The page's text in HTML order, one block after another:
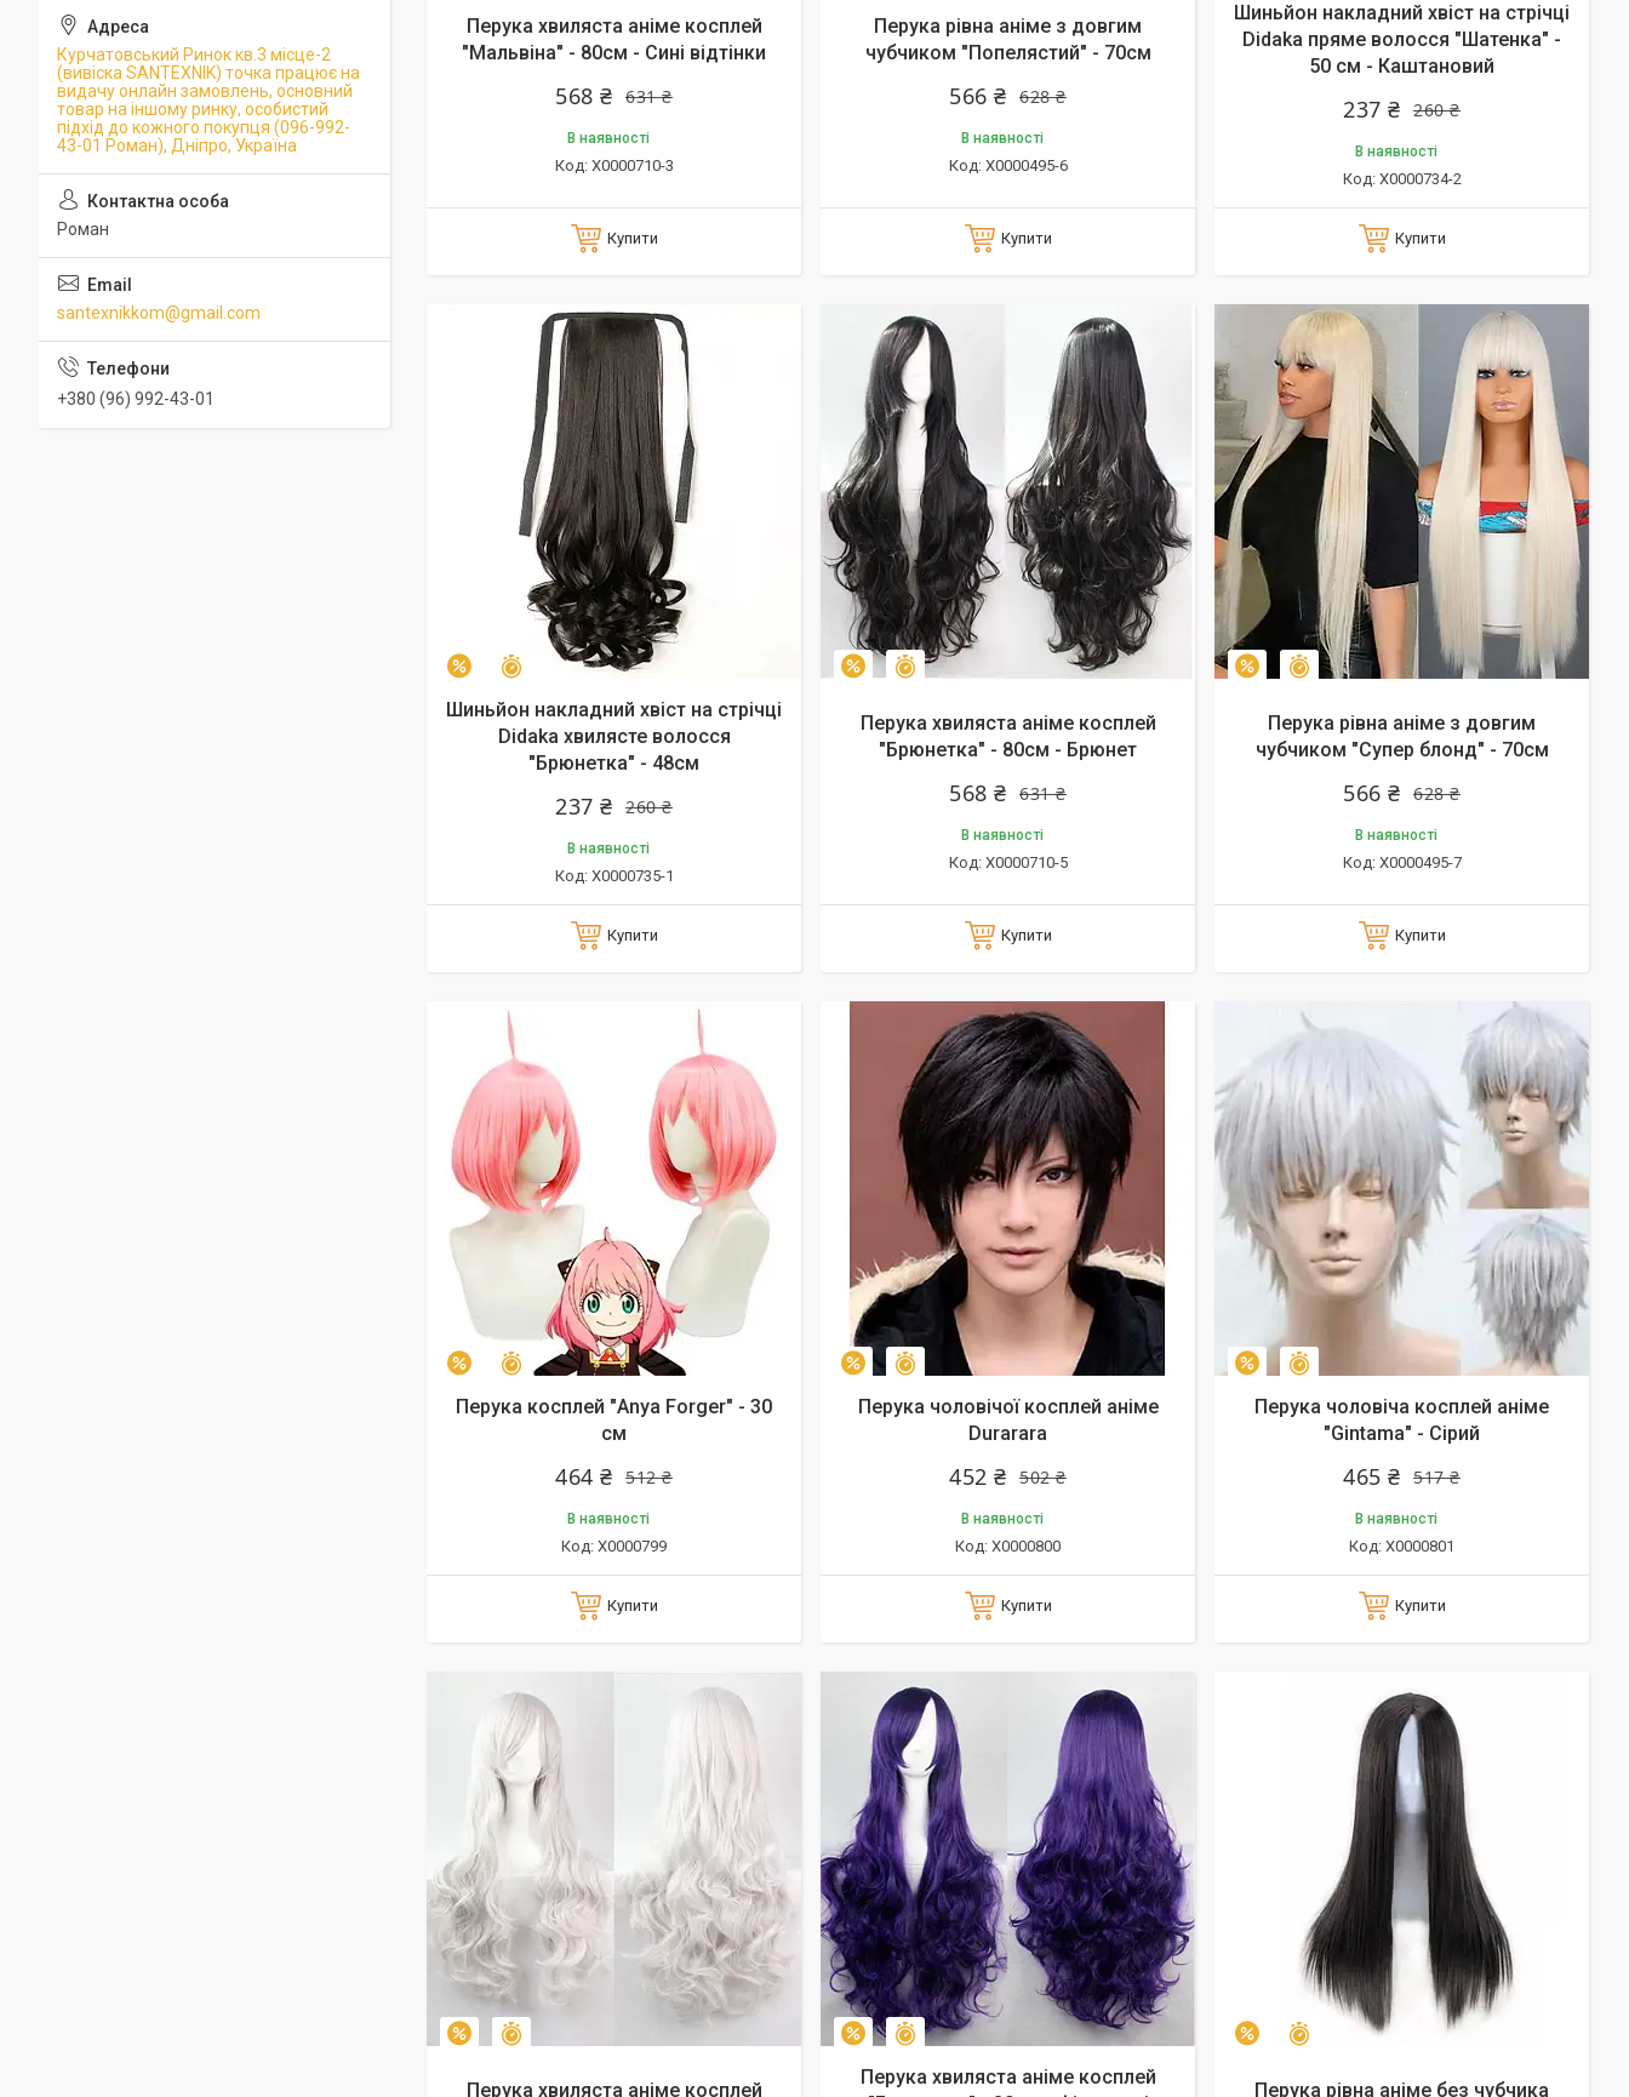
Перука хвиляста аніме косплей
"Мальвіна" - 80см - Сині відтінки
631 ₴
568 ₴
В наявності
X0000710-3
Купити
Перука рівна аніме з довгим
чубчиком "Попелястий" - 70см
628 ₴
566 ₴
В наявності
X0000495-6
Купити
Шиньйон накладний хвіст на стрічці
Didaka пряме волосся "Шатенка" -
50 см - Каштановий
260 ₴
237 ₴
В наявності
X0000734-2
Купити
–9% Залишилось 26 днів
Шиньйон накладний хвіст на стрічці
Didaka хвилясте волосся
"Брюнетка" - 48см
260 ₴
237 ₴
В наявності
X0000735-1
Купити
–10% Залишився 41 день
Перука хвиляста аніме косплей
"Брюнетка" - 80см - Брюнет
631 ₴
568 ₴
В наявності
X0000710-5
Купити
–10% Залишилось 46 днів
Перука рівна аніме з довгим
чубчиком "Супер блонд" - 70см
628 ₴
566 ₴
В наявності
X0000495-7
Купити
–9% Залишилось 45 днів
Перука косплей "Anya Forger" - 30
см
512 ₴
464 ₴
В наявності
X0000799
Купити
–10% Залишилось 46 днів
Перука чоловічої косплей аніме
Durarara
502 ₴
452 ₴
В наявності
X0000800
Купити
–10%
Перука чоловіча косплей аніме
"Gintama" - Сірий
517 ₴
465 ₴
В наявності
X0000801
Купити
–10%
Перука хвиляста аніме косплей
–10% Залишилось 33 дні
Перука хвиляста аніме косплей
–10% Залишився 41 день
Перука рівна аніме без чубчика
Курчатовський Ринок кв.3 місце-2
(вивіска SANTEXNIK) точка працює на
видачу онлайн замовлень, основний
товар на іншому ринку, особистий
підхід до кожного покупця (096-992-
43-01 Роман), Дніпро, Україна
Роман
santexnikkom@gmail.com
+380 (96) 992-43-01